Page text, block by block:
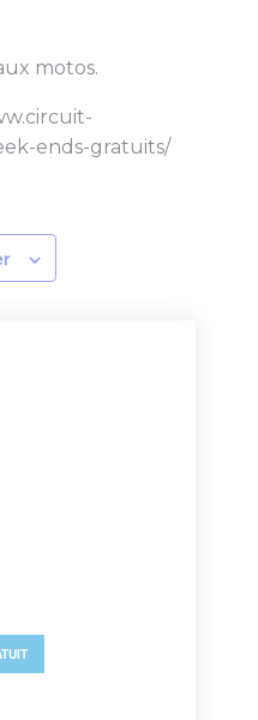
motos.
ends-gratuits/